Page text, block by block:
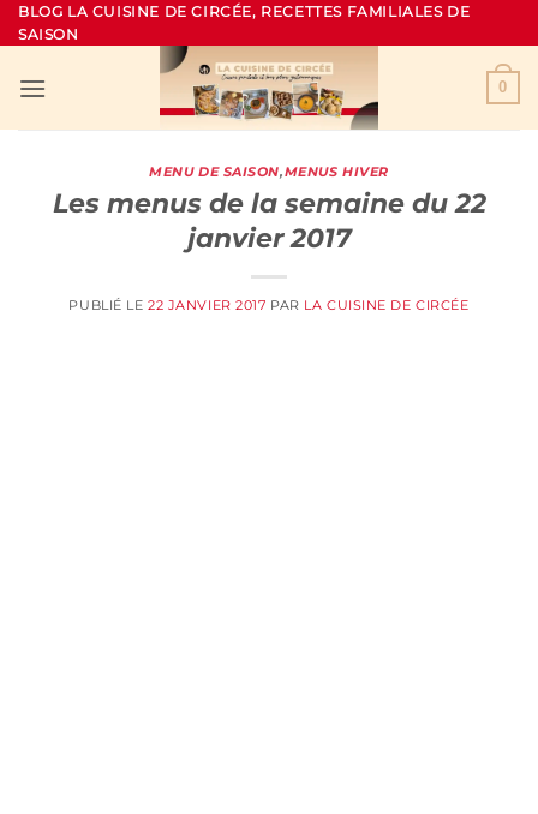
Passer
au
BLOG LA CUISINE DE CIRCÉE, RECETTES FAMILIALES DE
SAISON
0
MENU DE SAISON,MENUS HIVER
Les menus de la semaine du 22
janvier 2017
PUBLIÉ LE22 JANVIER 2017 PAR LA CUISINE DE CIRCÉE